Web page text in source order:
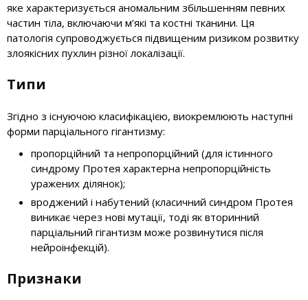
яке характеризується аномальним збільшенням певних
частин тіла, включаючи м’які та костні тканини. Ця
патологія супроводжується підвищеним ризиком розвитку
злоякісних пухлин різної локалізації.
Типи
Згідно з існуючою класифікацією, виокремлюють наступні
форми парціального гігантизму:
пропорційний та непропорційний (для істинного
синдрому Протея характерна непропорційність
уражених ділянок);
вроджений і набутений (класичний синдром Протея
виникає через нові мутації, тоді як вторинний
парціальний гігантизм може розвинутися після
нейроінфекцій).
Признаки